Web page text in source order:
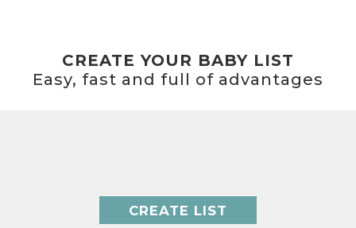
CREATE YOUR BABY LIST
Easy, fast and full of advantages
CREATE LIST